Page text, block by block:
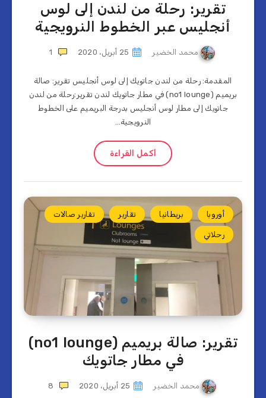
تقرير: رحلة من لندن إلى لوس
أنجليس عبر الخطوط النرويجية
محمد الخضير 25 أبريل، 2020 1
المقدمة: رحلة من لندن جاتويك إلى لوس أنجليس تقرير: صالة
بريميم (no1 lounge) في مطار جاتويك لندن تقرير:رحلة من لندن
جاتويك إلى مطار لوس أنجليس بدرجة البريميم على الخطوط
النرويجية…
أكمل القراءة
أوروبا بريطانيا تقارير تقارير صالات
رحلاتي
تقرير: صالة بريميم (no1 lounge)
في مطار جاتويك
محمد الخضير 25 أبريل، 2020 8